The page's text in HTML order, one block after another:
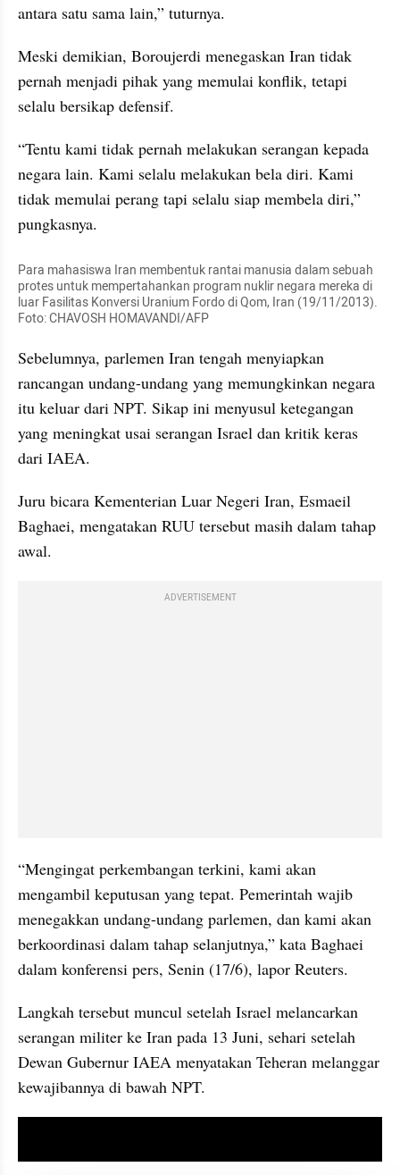
antara satu sama lain,” tuturnya.
Meski demikian, Boroujerdi menegaskan Iran tidak
pernah menjadi pihak yang memulai konflik, tetapi
selalu bersikap defensif.
“Tentu kami tidak pernah melakukan serangan kepada
negara lain. Kami selalu melakukan bela diri. Kami
tidak memulai perang tapi selalu siap membela diri,”
pungkasnya.
Para mahasiswa Iran membentuk rantai manusia dalam sebuah
protes untuk mempertahankan program nuklir negara mereka di
luar Fasilitas Konversi Uranium Fordo di Qom, Iran (19/11/2013).
Foto: CHAVOSH HOMAVANDI/AFP
Sebelumnya, parlemen Iran tengah menyiapkan
rancangan undang-undang yang memungkinkan negara
itu keluar dari NPT. Sikap ini menyusul ketegangan
yang meningkat usai serangan Israel dan kritik keras
dari IAEA.
Juru bicara Kementerian Luar Negeri Iran, Esmaeil
Baghaei, mengatakan RUU tersebut masih dalam tahap
awal.
ADVERTISEMENT
“Mengingat perkembangan terkini, kami akan
mengambil keputusan yang tepat. Pemerintah wajib
menegakkan undang-undang parlemen, dan kami akan
berkoordinasi dalam tahap selanjutnya,” kata Baghaei
dalam konferensi pers, Senin (17/6), lapor Reuters.
Langkah tersebut muncul setelah Israel melancarkan
serangan militer ke Iran pada 13 Juni, sehari setelah
Dewan Gubernur IAEA menyatakan Teheran melanggar
kewajibannya di bawah NPT.